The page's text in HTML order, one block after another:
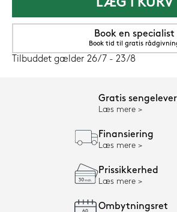
LÆG I KURV
Book en specialist
Book tid til gratis
Tilbuddet gælder 26/7 - 23/8
Gratis
Læs mere
Finansiering
Læs mere
Prissikkerhed
Læs mere
Ombytningsret